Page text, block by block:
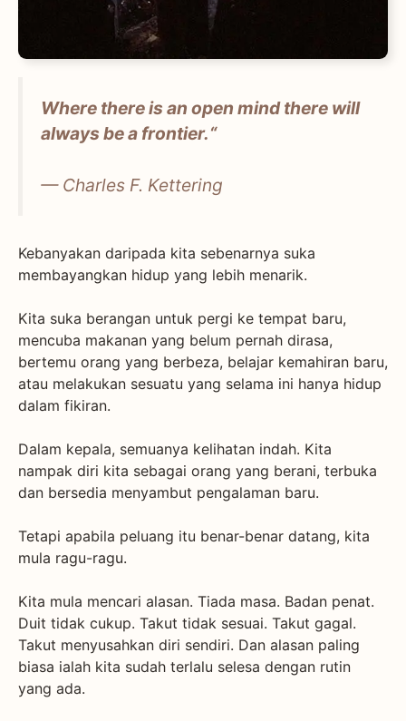
Where there is an open mind there will
always be a frontier.“
— Charles F. Kettering
Kebanyakan daripada kita sebenarnya suka
membayangkan hidup yang lebih menarik.
Kita suka berangan untuk pergi ke tempat baru,
mencuba makanan yang belum pernah dirasa,
bertemu orang yang berbeza, belajar kemahiran baru,
atau melakukan sesuatu yang selama ini hanya hidup
dalam fikiran.
Dalam kepala, semuanya kelihatan indah. Kita
nampak diri kita sebagai orang yang berani, terbuka
dan bersedia menyambut pengalaman baru.
Tetapi apabila peluang itu benar-benar datang, kita
mula ragu-ragu.
Kita mula mencari alasan. Tiada masa. Badan penat.
Duit tidak cukup. Takut tidak sesuai. Takut gagal.
Takut menyusahkan diri sendiri. Dan alasan paling
biasa ialah kita sudah terlalu selesa dengan rutin
yang ada.